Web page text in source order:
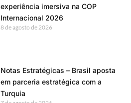
experiência imersiva na COP
Internacional 2026
8 de agosto de 2026
Notas Estratégicas – Brasil aposta
em parceria estratégica com a
Turquia